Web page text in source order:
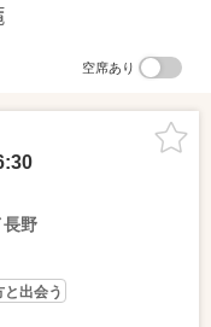
空席あり
長野
出会う